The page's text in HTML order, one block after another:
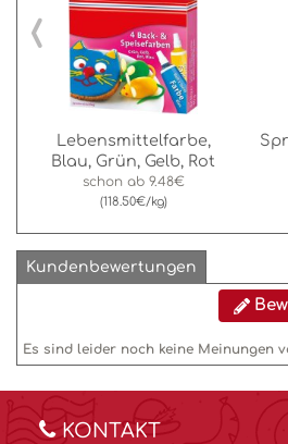
Lebensmittelfarbe,
Blau, Grün, Gelb, Rot
schon ab 9.48€
(118.50€/kg)
‹
Kundenbewertungen
Es sind leider noch keine Meinungen
KONTAKT